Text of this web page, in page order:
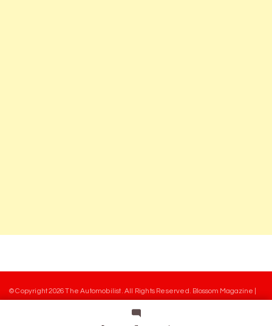
© Copyright 2026The Automobilist. All Rights Reserved.
Blossom Magazine |
Charte des commentaires